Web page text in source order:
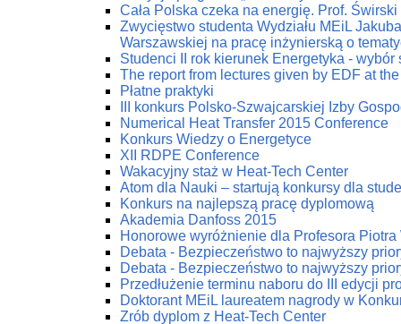
Cała Polska czeka na energię. Prof. Świrski
Zwycięstwo studenta Wydziału MEiL
Warszawskiej na pracę inżynierską o
Studenci II rok kierunek Energetyka - wybór
The report from lectures given by EDF at
Płatne praktyki
III konkurs Polsko-Szwajcarskiej Izby
Numerical Heat Transfer 2015 Conference
Konkurs Wiedzy o Energetyce
XII RDPE Conference
Wakacyjny staż w Heat-Tech Center
Atom dla Nauki – startują konkursy dla
Konkurs na najlepszą pracę dyplomową
Akademia Danfoss 2015
Honorowe wyróżnienie dla Profesora
Debata - Bezpieczeństwo to najwyższy
Debata - Bezpieczeństwo to najwyższy
Przedłużenie terminu naboru do III edycji
Doktorant MEiL laureatem nagrody w
Zrób dyplom z Heat-Tech Center